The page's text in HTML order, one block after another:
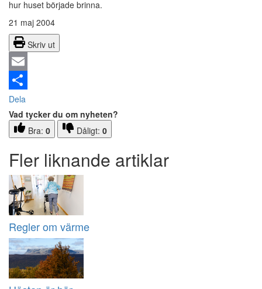
hur huset började brinna.
21 maj 2004
Skriv ut
Email
Dela
Vad tycker du om nyheten?
Bra: 0 Dåligt: 0
Fler liknande artiklar
Regler om värme